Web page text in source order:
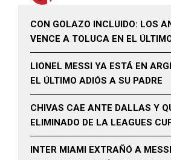
CON GOLAZO INCLUIDO: LOS
VENCE A TOLUCA EN EL
LIONEL MESSI YA ESTÁ EN
EL ÚLTIMO ADIÓS A SU PADRE
CHIVAS CAE ANTE DALLAS Y
ELIMINADO DE LA LEAGUES
INTER MIAMI EXTRAÑÓ A